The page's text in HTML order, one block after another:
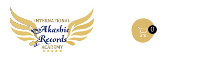
0